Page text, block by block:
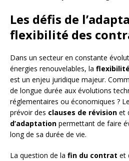
Les défis de
flexibilité des
Dans un secteur en constante
énergies renouvelables, la
est un enjeu juridique majeur.
de longue durée aux évolutions
réglementaires ou économiques ?
prévoir des clauses de révision et
d’adaptation permettant de faire
long de sa durée de vie.
La question de la fin du contrat et